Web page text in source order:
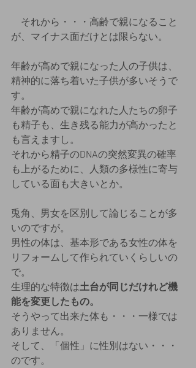
それから・・・高齢で親になること
が、マイナス面だけとは限らない。
年齢が高めで親になった人の子供は、
精神的に落ち着いた子供が多いそうで
す。
年齢が高めで親になれた人たちの卵子
も精子も、生き残る能力が高かったと
も言えますし。
それから精子のDNAの突然変異の確率
も上がるために、人類の多様性に寄与
している面も大きいとか。
兎角、男女を区別して論じることが多
いのですが。
男性の体は、基本形である女性の体を
リフォームして作られていくらしいの
で。
生理的な特徴は土台が同じだけれど機
能を変更したもの。
そうやって出来た体も・・・一様では
ありません。
そして、「個性」に性別はない・・・
のです。